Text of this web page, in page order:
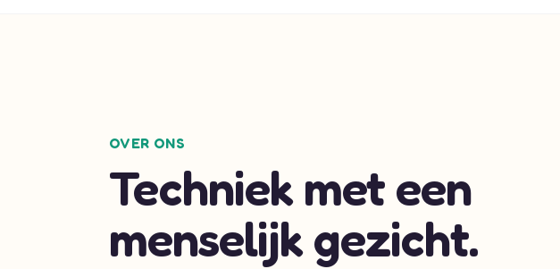
OVER ONS
Techniek met een
menselijk gezicht.